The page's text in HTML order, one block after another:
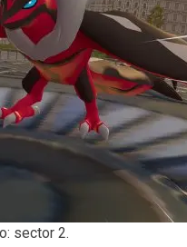
sector 2.